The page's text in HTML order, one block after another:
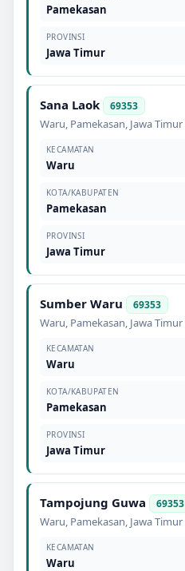
Pamekasan
PROVINSI
Jawa Timur
Sana Laok 69353
Waru, Pamekasan, Jawa Timur
KECAMATAN
Waru
KOTA/KABUPATEN
Pamekasan
PROVINSI
Jawa Timur
Sumber Waru 69353
Waru, Pamekasan, Jawa Timur
KECAMATAN
Waru
KOTA/KABUPATEN
Pamekasan
PROVINSI
Jawa Timur
Tampojung Guwa 69353
Waru, Pamekasan, Jawa Timur
KECAMATAN
Waru